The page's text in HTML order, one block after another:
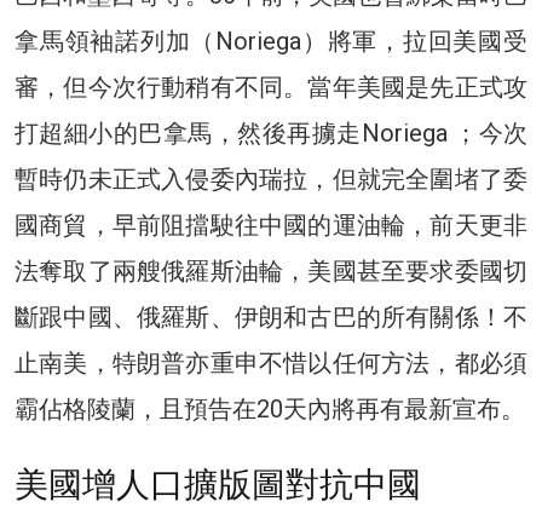
拿馬領袖諾列加（Noriega）將軍，拉回美國受
審，但今次行動稍有不同。當年美國是先正式攻
打超細小的巴拿馬，然後再擄走Noriega ；今次
暫時仍未正式入侵委內瑞拉，但就完全圍堵了委
國商貿，早前阻擋駛往中國的運油輪，前天更非
法奪取了兩艘俄羅斯油輪，美國甚至要求委國切
斷跟中國、俄羅斯、伊朗和古巴的所有關係！不
止南美，特朗普亦重申不惜以任何方法，都必須
霸佔格陵蘭，且預告在20天內將再有最新宣布。
美國增人口擴版圖對抗中國